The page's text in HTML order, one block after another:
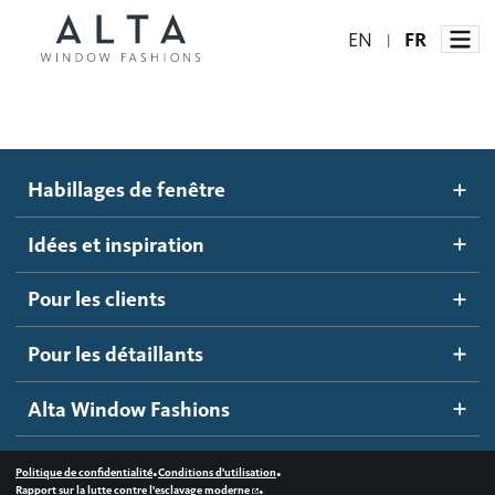
EN | FR
Stores automatisés
Stores alvéolés
Stores à enrouleur
Stores à bandes
Stores translucides
Stores en bois
Idées et inspiration
Blogue
Galerie d'inspiration
Comment ça marche
Devenir un détaillant
Accès détaillant
Contactez-nous
Habillages de fenêtre
Idées et inspiration
Pour les clients
Pour les détaillants
Alta Window Fashions
Politique de confidentialité•Conditions d'utilisation•
Rapport sur la lutte contre l'esclavage moderne •